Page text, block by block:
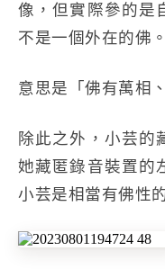
像，但實際參的是
不是一個外在的佛。
意思是「佛有萬相
除此之外，小芸的
她藏匿錄音裝置的
小芸是相當有佛性